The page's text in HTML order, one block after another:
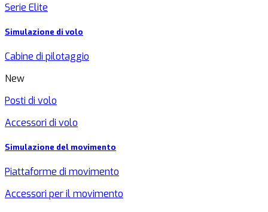
Serie Elite
Simulazione di volo
Cabine di pilotaggio
New
Posti di volo
Accessori di volo
Simulazione del movimento
Piattaforme di movimento
Accessori per il movimento